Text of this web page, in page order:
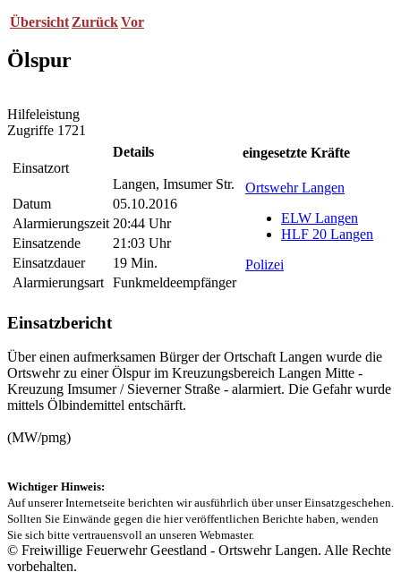
Übersicht ZurückVor
Ölspur
Hilfeleistung
Zugriffe 1721
Einsatzort
Details
Langen, Imsumer Str.
Datum
05.10.2016
Alarmierungszeit 20:44 Uhr
Einsatzende
21:03 Uhr
Einsatzdauer
19 Min.
Alarmierungsart Funkmeldeempfänger
eingesetzte Kräfte
Ortswehr Langen
ELW Langen
HLF 20 Langen
Polizei
Einsatzbericht
Über einen aufmerksamen Bürger der Ortschaft Langen wurde die
Ortswehr zu einer Ölspur im Kreuzungsbereich Langen Mitte -
Kreuzung Imsumer / Sieverner Straße - alarmiert. Die Gefahr wurde
mittels Ölbindemittel entschärft.
(MW/pmg)
Wichtiger Hinweis:
Auf unserer Internetseite berichten wir ausführlich über unser Einsatzgeschehen.
Sollten Sie Einwände gegen die hier veröffentlichen Berichte haben, wenden
Sie sich bitte vertrauensvoll an unseren Webmaster.
© Freiwillige Feuerwehr Geestland - Ortswehr Langen. Alle Rechte
vorbehalten.